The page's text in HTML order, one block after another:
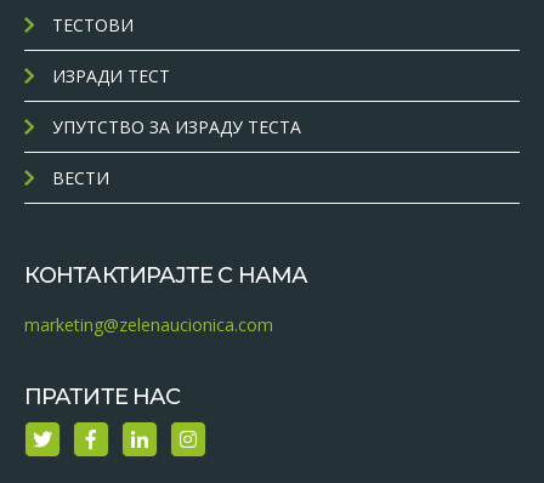
ТЕСТОВИ
ИЗРАДИ ТЕСТ
УПУТСТВО ЗА ИЗРАДУ ТЕСТА
ВЕСТИ
КОНТАКТИРАЈТЕ С НАМА
marketing@zelenaucionica.com
ПРАТИТЕ НАС